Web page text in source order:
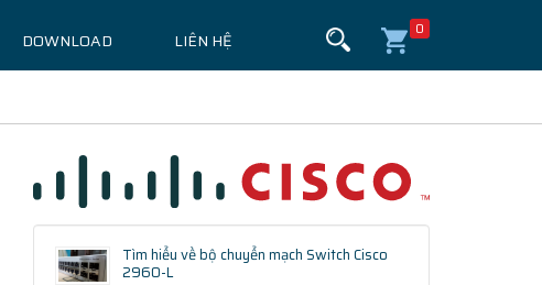
DOWNLOAD LIÊN HỆ
0
Tìm hiểu về bộ chuyển mạch Switch Cisco
2960-L